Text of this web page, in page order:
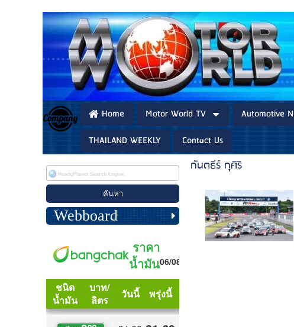
Home Motor World TV Automotive
THAILAND WEEKLY
Contact Us
Webboard
กันตธีร์ กุศิริ